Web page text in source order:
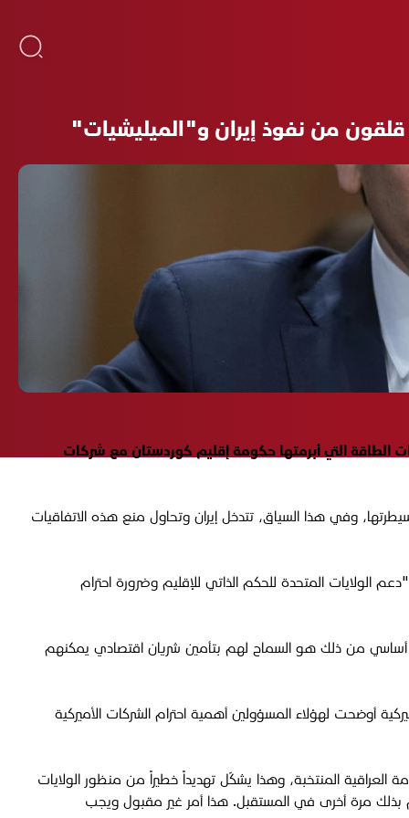
قلقون من نفوذ إيران و"الميليشيات"
الطاقة التي أبرمتها حكومة إقليم كوردستان مع شركات
وفي هذا السياق، تتدخل إيران وتحاول منع هذه الاتفاقيات
المتحدة للحكم الذاتي للإقليم وضرورة احترام
أساسي من ذلك هو السماح لهم بتأمين شريان اقتصادي يمكنهم
أوضحت لهؤلاء المسؤولين أهمية احترام الشركات الأميركية
العراقية المنتخبة، وهذا يشكّل تهديداً خطيراً من منظور الولايات
بذلك مرة أخرى في المستقبل. هذا أمر غير مقبول ويجب